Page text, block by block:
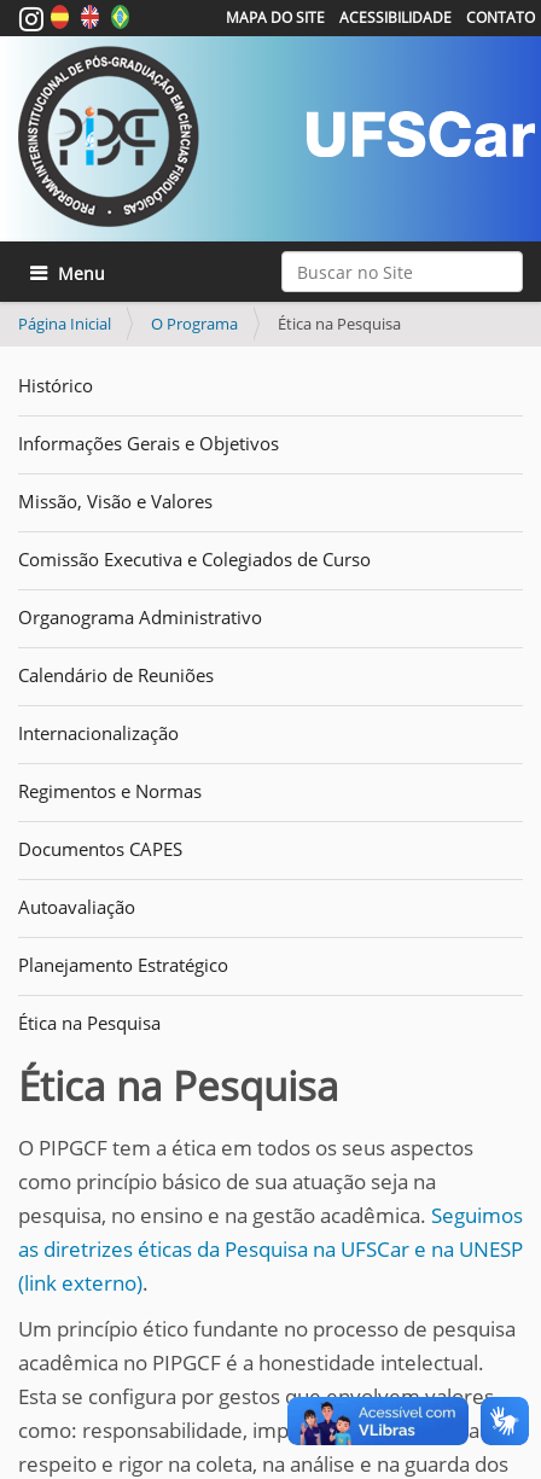
Busca Avançada…
MAPA DO SITE ACESSIBILIDADE CONTATO
Toggle navigation
Página Inicial O Programa Ética na Pesquisa
Histórico
Informações Gerais e Objetivos
Missão, Visão e Valores
Comissão Executiva e Colegiados de Curso
Organograma Administrativo
Calendário de Reuniões
Internacionalização
Regimentos e Normas
Documentos CAPES
Autoavaliação
Planejamento Estratégico
Ética na Pesquisa
Ética na Pesquisa
O PIPGCF tem a ética em todos os seus aspectos
como princípio básico de sua atuação seja na
pesquisa, no ensino e na gestão acadêmica. Seguimos
as diretrizes éticas da Pesquisa na UFSCar e na UNESP
(link externo).
Um princípio ético fundante no processo de pesquisa
acadêmica no PIPGCF é a honestidade intelectual.
Esta se configura por gestos que envolvem valores
como: responsabilidade, imparcialidade, veracidade,
respeito e rigor na coleta, na análise e na guarda dos